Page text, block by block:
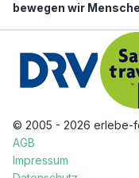
bewegen wir
© 2005 - 2026 erlebe-
AGB
Impressum